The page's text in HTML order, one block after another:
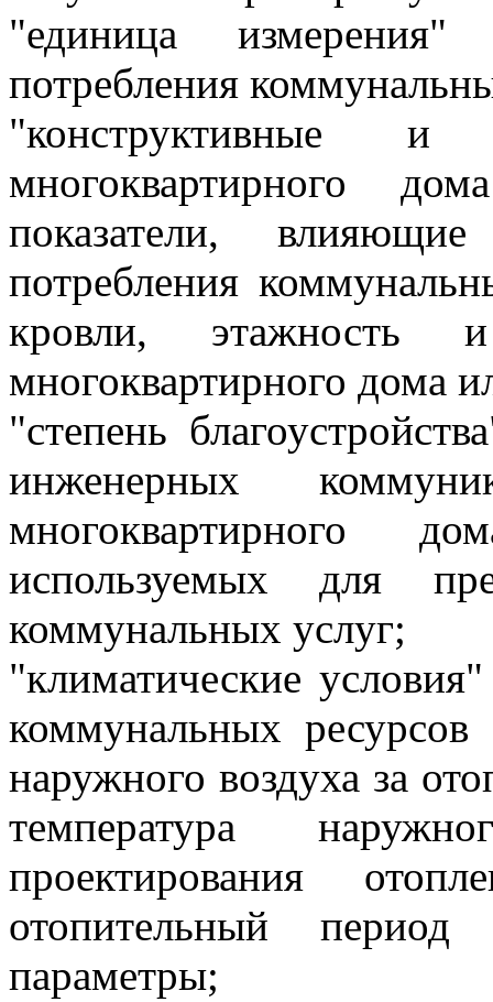
"единица
потребления
"конструктивные и
многоквартирного
показатели,
потребления
кровли, этажность и
многоквартирного дома
"степень
инженерных
многоквартирного
используемых для
коммунальных услуг;
"климатические
коммунальных ресурсов
наружного воздуха за
температура
проектирования
отопительный
параметры;